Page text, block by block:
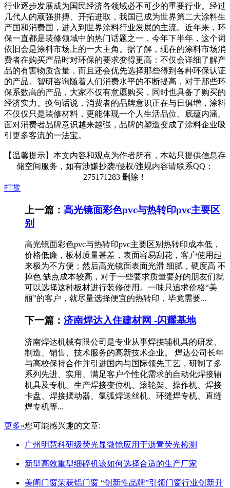
行业逐步发展成为国民经济各领域必不可少的重要行业。经过
几代人的顽强拼搏、开拓进取，我国已成为世界第二大涂料生
产国和消费国，进入到世界涂料行业发展的主流。近年来，环
保一直都是装修领域中的热门话题之一，今年下半年，这个词
依旧会是涂料市场上的一大主角。据了解，现在的涂料市场消
费者在购买产品时对环保的要求变得更高：不仅会详细了解产
品的有害物质含量，而且还会优先选择那些得到各种环保认证
的产品。智研咨询随着人们消费水平的不断提高，对于那些环
保系数高的产品，大家不仅有意愿购买，同时也具备了购买的
经济实力。换句话说，消费者的品牌意识正在与日俱增，涂料
不仅仅只是装修材料，更能体现一个人生活品位、底蕴内涵。
面对消费者品牌意识越来越强，品牌的塑造变成了涂料企业吸
引更多客流的一法宝。
【温馨提示】本文内容和观点为作者所有，本站只提供信息存
储空间服务，如有涉嫌抄袭/侵权/违规内容请联系QQ：
275171283 删除！
打赏
上一篇： 高光镜面彩色pvc与热转印pvc主要区
别
高光镜面彩色pvc与热转印pvc主要区别热转印成本低，
价格低廉，板材质量甚差，表面容易刮花，客户使用起
来极为不方便；然后高光镜面表面光滑 细腻，硬度高 不
掉色 缺点成本较高，对于一些要求质量要好的朋友们就
可以选择这种板材进行装修使用。一味只追求价格“美
丽”的客户，就尽量选择便宜的热转印，毕竟需要...
下一篇： 济南焊达入住建材网 -闪耀基地
济南焊达机械有限公司是专业从事焊接辅机具的研发、
制造、销售、技术服务的高新技术企业。 焊达公司长年
与高校保持合作并引进国内与国际领先工艺，研制了多
系列先进、实用、满足客户个性化需求的自动化焊接辅
机具及专机。生产焊接变位机、滚轮架、操作机、焊接
卡盘、焊接摆动器、氩弧焊送丝机、环缝焊专机、直缝
焊专机等...
更多»您可能感兴趣的文章:
广州明慧科研级荧光显微镜应用于沥青荧光检测
新型高效重型细碎机该如何选择合适的生产厂家
美阁门窗荣获铝门窗 “创新性品牌”引领门窗行业创新升